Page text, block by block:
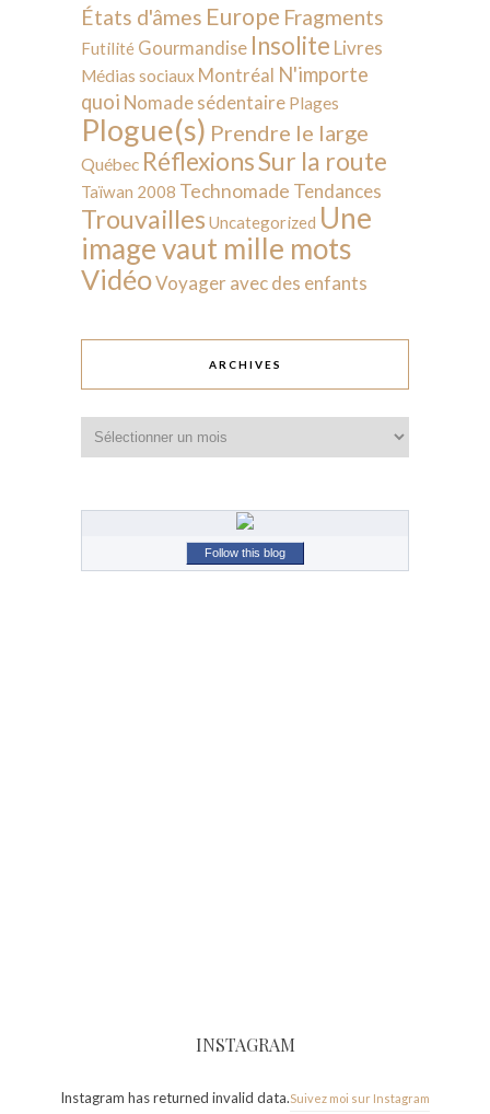
États d'âmes Europe Fragments
Futilité Gourmandise Insolite Livres
Médias sociaux Montréal N'importe
quoi Nomade sédentaire Plages
Plogue(s) Prendre le large
Québec RéflexionsSur la route
Taïwan 2008 Technomade Tendances
Trouvailles Uncategorized Une
image vaut mille mots
VidéoVoyager avec des enfants
ARCHIVES
Follow this blog
INSTAGRAM
Instagram has returned invalid data.Suivez moi sur Instagram